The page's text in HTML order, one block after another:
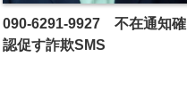
090-6291-9927 不在通知確
認促す詐欺SMS